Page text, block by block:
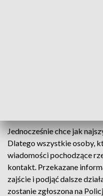
Jednocześnie chce jak
Dlatego wszystkie osoby,
wiadomości pochodzące
kontakt. Przekazane
zajście i podjąć dalsze
zostanie zgłoszona na